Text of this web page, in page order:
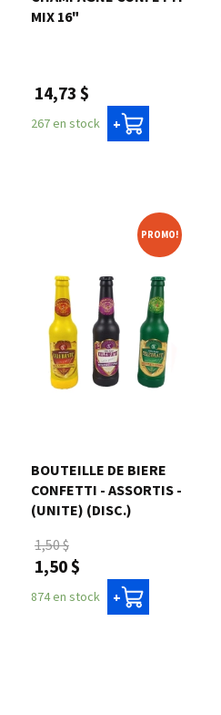
English
MIX 16"
14,73 $
267 en stock +
PROMO!
BOUTEILLE DE BIERE
CONFETTI - ASSORTIS -
(UNITE) (DISC.)
1,50 $
1,50 $
874 en stock +